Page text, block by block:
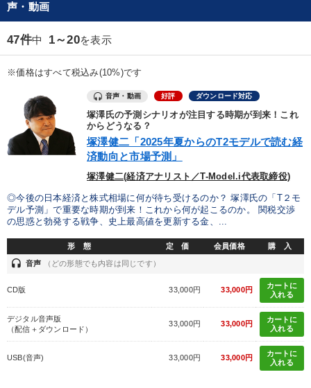
mic 講演収録物を探す
全国経営者セミナー講演収録物（全1315タイトル）からお探しいただけ
ます
優秀各社の智恵と戦略 事業家のロマンと経営
若手異才経営者の発想 専門家のアドバイス
テーマ
数字・税務・決算書 井上和弘の財務力UP
【最新刊】精神科医・和田秀樹の「老いない力」＋健康な社長と
【3月】音声・映像
最新刊・戦略参謀ChatGPT実戦法と中小企業のDXと講話ご案内
声・動画
47件中 1～20を表示
※価格はすべて税込み(10%)です
音声・動画 好評 ダウンロード対応
塚澤氏の予測シナリオが注目する時期が到来！これ
からどうなる？
塚澤健二「2025年夏からのT2モデルで読む経
済動向と市場予測」
塚澤健二(経済アナリスト／T-Model.i代表取締役)
◎今後の日本経済と株式相場に何が待ち受けるのか？ 塚澤氏の「T２モ
デル予測」で重要な時期が到来！これから何が起こるのか。 関税交渉
の思惑と勃発する戦争、史上最高値を更新する金、...
形 態 定 価 会員価格 購 入
headset 音声 （どの形態でも内容は同じです）
CD版 33,000円 33,000円
カートに
入れる
デジタル音声版
（配信＋ダウンロード）
33,000円 33,000円
カートに
入れる
USB(音声) 33,000円 33,000円
カートに
入れる